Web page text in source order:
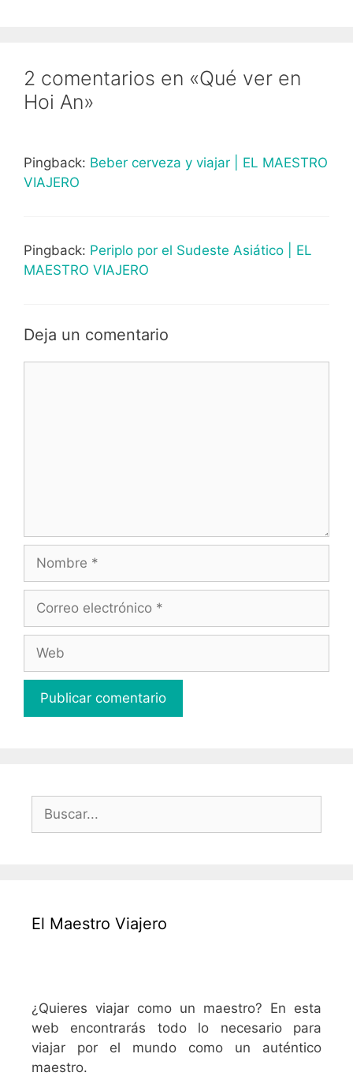
2 comentarios en «Qué ver en
Hoi An»
Pingback: Beber cerveza y viajar | EL MAESTRO
VIAJERO
Pingback: Periplo por el Sudeste Asiático | EL
MAESTRO VIAJERO
Deja un comentario
electrónico
El Maestro Viajero
¿Quieres viajar como un maestro? En esta
web encontrarás todo lo necesario para
viajar por el mundo como un auténtico
maestro.